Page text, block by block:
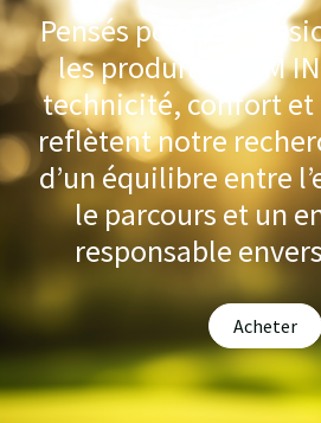
Pensés pour les
les produits TEAM
technicité, confort
reflètent notre
d’un équilibre entre
le parcours et un
responsable
Acheter